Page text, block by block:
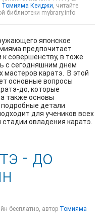
Томияма Кеиджи, читайте
библиотеки mybrary.info
японское
предпочитает
к совершенству, в тоже
с сегодняшним днем
мастеров каратэ. В этой
основные вопросы
до, которые
также основы
детали
для учеников всех
овладения каратэ.
- до
бесплатно, автор Томияма